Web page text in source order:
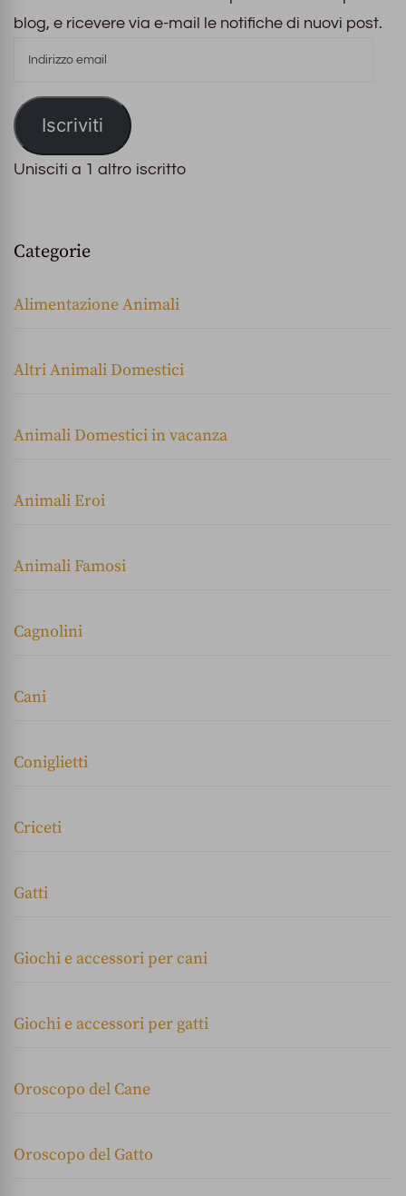
blog, e ricevere via e-mail le notifiche di nuovi post.
email
Iscriviti
Unisciti a 1 altro iscritto
Categorie
Alimentazione Animali
Altri Animali Domestici
Animali Domestici in vacanza
Animali Eroi
Animali Famosi
Cagnolini
Cani
Coniglietti
Criceti
Gatti
Giochi e accessori per cani
Giochi e accessori per gatti
Oroscopo del Cane
Oroscopo del Gatto